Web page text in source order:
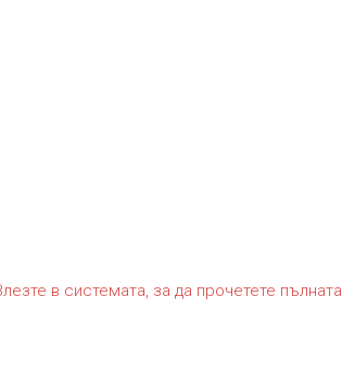
в системата, за да прочетете пълната